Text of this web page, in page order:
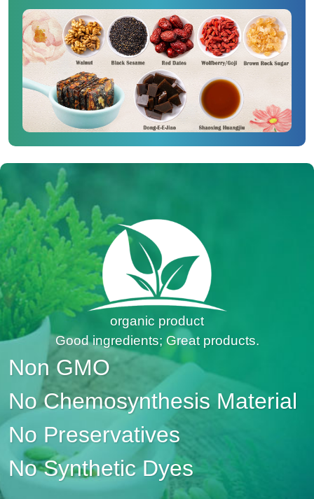
organic product
Good ingredients; Great products.
Non GMO
No Chemosynthesis Material
No Preservatives
No Synthetic Dyes